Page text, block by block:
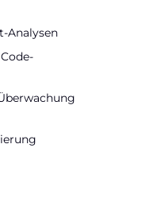
Analysen